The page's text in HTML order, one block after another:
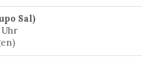
Sal)
Uhr